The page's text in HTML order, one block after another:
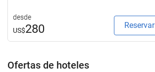
desde
US$280 Reservar
Ofertas de hoteles